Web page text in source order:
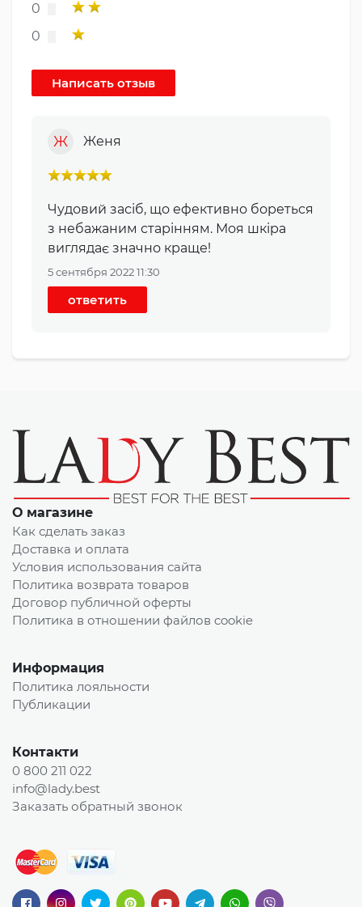
0
0
Ж Женя
Чудовий засіб, що ефективно бореться
з небажаним старінням. Моя шкіра
виглядає значно краще!
5 сентября 2022 11:30
ответить
О магазине
Как сделать заказ
Доставка и оплата
Условия использования сайта
Политика возврата товаров
Договор публичной оферты
Политика в отношении файлов cookie
Информация
Политика лояльности
Публикации
Контакти
0 800 211 022
info@lady.best
Заказать обратный звонок